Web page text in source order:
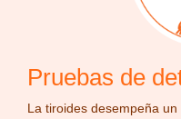
Pruebas de
La tiroides desempeña